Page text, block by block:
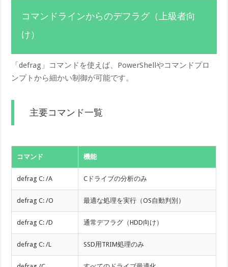
コマンドラインからのデフラグ（上級者向
け）
「defrag」コマンドを使えば、PowerShellやコマンドプロ
ンプトから細かい制御が可能です。
主要コマンド一覧
コマンド 機能
defrag C: /A Cドライブの分析のみ
defrag C: /O 最適な処理を実行（OS自動判別）
defrag C: /D 通常デフラグ（HDD向け）
defrag C: /L SSD用TRIM処理のみ